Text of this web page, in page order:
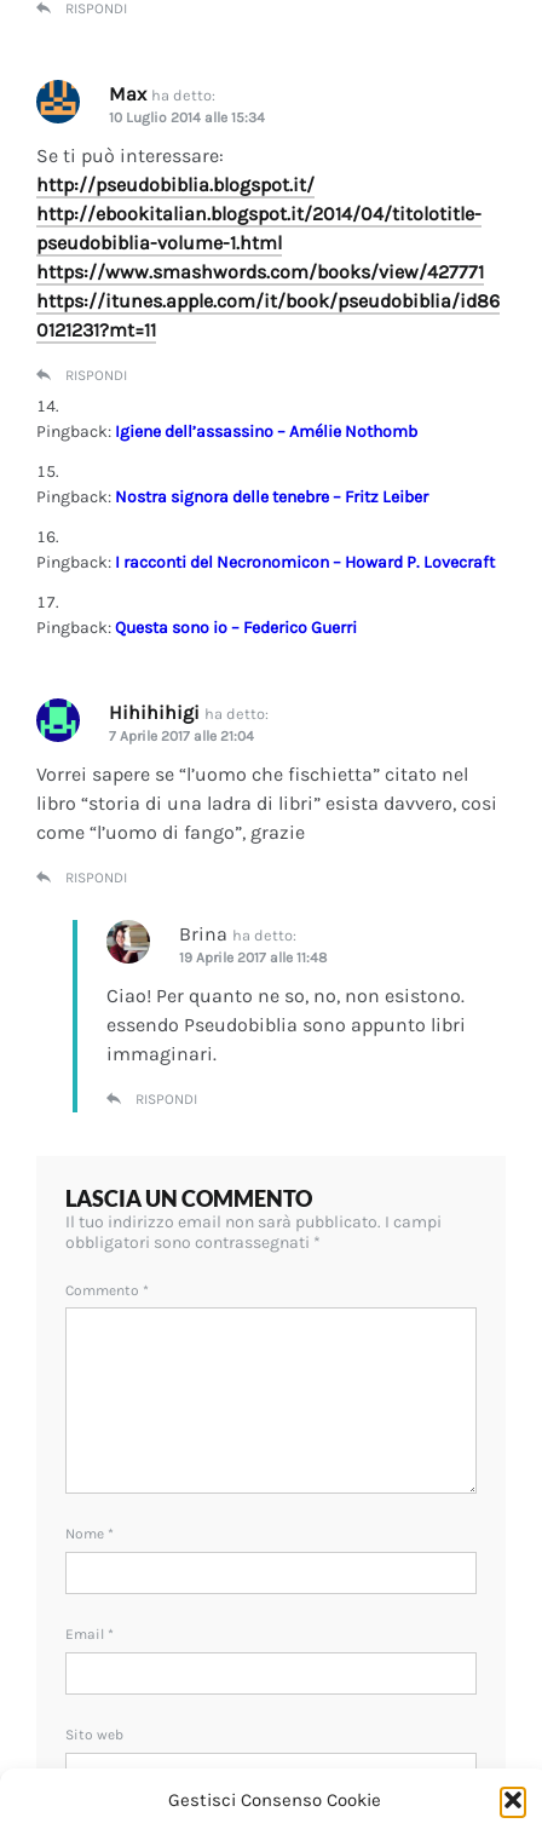
Gestisci Consenso Cookie
RISPONDI
Max ha detto:
10 Luglio 2014 alle 15:34
Se ti può interessare:
http://pseudobiblia.blogspot.it/
http://ebookitalian.blogspot.it/2014/04/titolotitle-
pseudobiblia-volume-1.html
https://www.smashwords.com/books/view/427771
https://itunes.apple.com/it/book/pseudobiblia/id86
0121231?mt=11
RISPONDI
Pingback: Igiene dell’assassino – Amélie Nothomb
Pingback: Nostra signora delle tenebre – Fritz Leiber
Pingback: I racconti del Necronomicon – Howard P. Lovecraft
Pingback:Questa sono io – Federico Guerri
Hihihihigi ha detto:
7 Aprile 2017 alle 21:04
Vorrei sapere se “l’uomo che fischietta” citato nel
libro “storia di una ladra di libri” esista davvero, cosi
come “l’uomo di fango”, grazie
RISPONDI
Brina ha detto:
19 Aprile 2017 alle 11:48
Ciao! Per quanto ne so, no, non esistono.
essendo Pseudobiblia sono appunto libri
immaginari.
RISPONDI
LASCIA UN COMMENTO
Il tuo indirizzo email non sarà pubblicato. I campi
obbligatori sono contrassegnati *
Commento *
Nome *
Email *
Sito web